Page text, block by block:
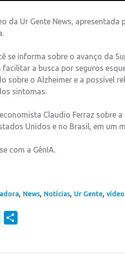
da Ur Gente News,
se informa sobre o avanço da
facilitar a busca por seguros
sobre o Alzheimer e a possível
sintomas.
Claudio Ferraz sobre
Unidos e no Brasil, em um
com a GênIA.
, News, Notícias, Ur Gente, vídeo
Email